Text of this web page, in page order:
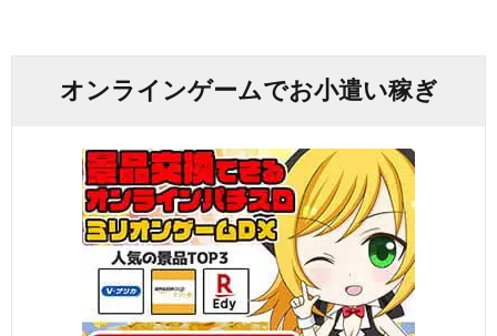
オンラインゲームでお小遣い稼ぎ